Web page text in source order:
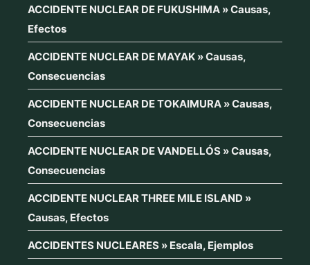
ACCIDENTE NUCLEAR DE FUKUSHIMA » Causas,
Efectos
ACCIDENTE NUCLEAR DE MAYAK » Causas,
Consecuencias
ACCIDENTE NUCLEAR DE TOKAIMURA » Causas,
Consecuencias
ACCIDENTE NUCLEAR DE VANDELLÓS » Causas,
Consecuencias
ACCIDENTE NUCLEAR THREE MILE ISLAND »
Causas, Efectos
ACCIDENTES NUCLEARES » Escala, Ejemplos